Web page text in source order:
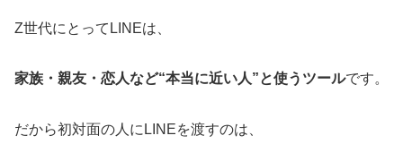
Z世代にとってLINEは、
家族・親友・恋人など“本当に近い人”と使うツールです。
だから初対面の人にLINEを渡すのは、